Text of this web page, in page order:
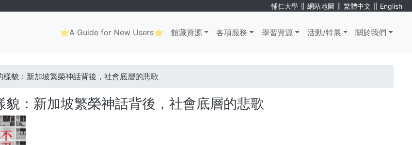
輔仁大學 ∥ 網站地圖 ∥ 繁體中文 ∥ English
Main
navigation
⭐A Guide for New Users⭐ 館藏資源 各項服務 學習資源 活動/特展 關於我們
樣貌：新加坡繁榮神話背後，社會底層的悲歌
貌：新加坡繁榮神話背後，社會底層的悲歌